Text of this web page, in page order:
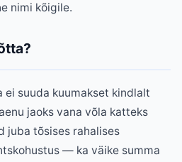
nimi kõigile.
ei suuda kuumakset kindlalt
jaoks vana võla katteks
juba tõsises rahalises
— ka väike summa